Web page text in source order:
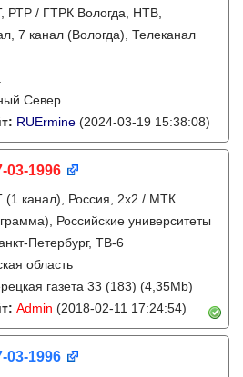
РТР / ГТРК Вологда, НТВ,
7 канал (Вологда), Телеканал
Север
RUErmine (2024-03-19 15:38:08)
03-1996
(1 канал), Россия, 2x2 / МТК
Российские университеты
Петербург, ТВ-6
область
газета 33 (183) (4,35Mb)
Admin (2018-02-11 17:24:54)
03-1996